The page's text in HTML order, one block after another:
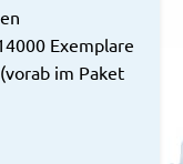
Exemplare
im Paket